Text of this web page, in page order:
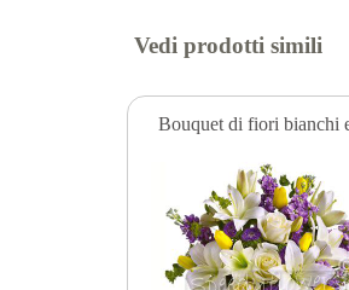
Vedi prodotti simili
Bouquet di fiori bianchi